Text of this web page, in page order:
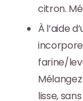
citron.
À l’aide
farine/
lisse,